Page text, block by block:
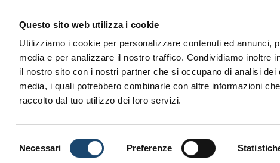
Questo sito web utilizza i cookie
Utilizziamo i cookie per personalizzare contenuti ed annunci,
media e per analizzare il nostro traffico. Condividiamo inoltre
il nostro sito con i nostri partner che si occupano di analisi dei
media, i quali potrebbero combinarle con altre informazioni
raccolto dal tuo utilizzo dei loro servizi.
del
Necessari Preferenze
Navigazione servizi